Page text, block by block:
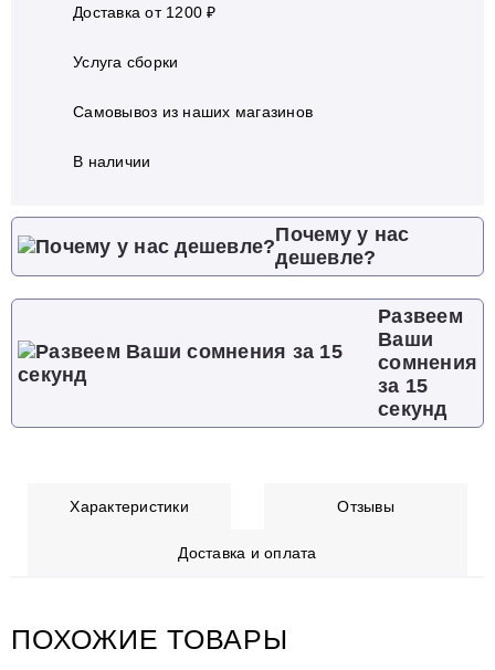
Доставка от 1200 ₽
Услуга сборки
Самовывоз из наших магазинов
В наличии
Почему у нас
дешевле?
Развеем
Ваши
сомнения
за 15
секунд
Характеристики Отзывы
Доставка и оплата
ПОХОЖИЕ ТОВАРЫ